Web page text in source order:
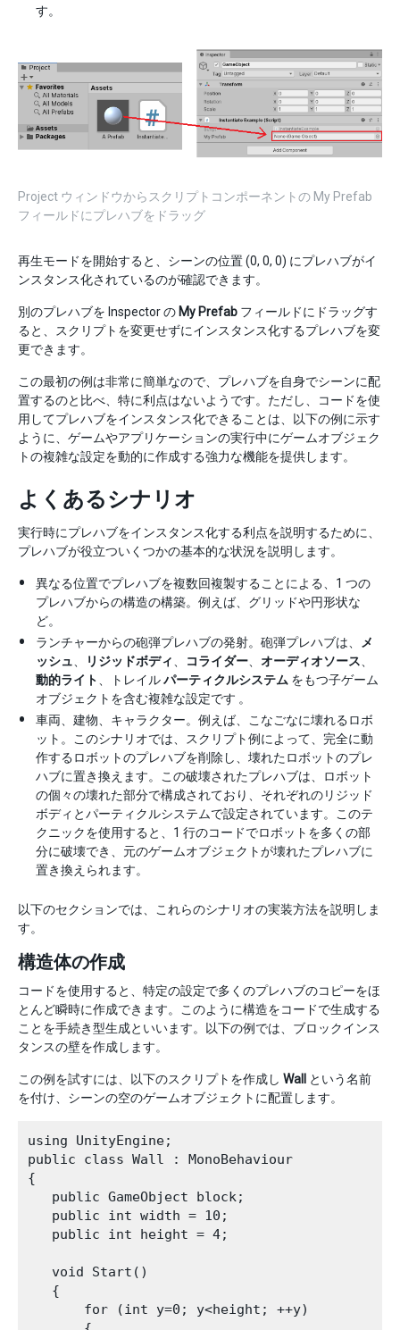
す。
Project ウィンドウからスクリプトコンポーネントの My Prefab
フィールドにプレハブをドラッグ
再生モードを開始すると、シーンの位置 (0, 0, 0) にプレハブがイ
ンスタンス化されているのが確認できます。
別のプレハブを Inspector の My Prefab フィールドにドラッグす
ると、スクリプトを変更せずにインスタンス化するプレハブを変
更できます。
この最初の例は非常に簡単なので、プレハブを自身でシーンに配
置するのと比べ、特に利点はないようです。ただし、コードを使
用してプレハブをインスタンス化できることは、以下の例に示す
ように、ゲームやアプリケーションの実行中にゲームオブジェク
トの複雑な設定を動的に作成する強力な機能を提供します。
よくあるシナリオ
実行時にプレハブをインスタンス化する利点を説明するために、
プレハブが役立ついくつかの基本的な状況を説明します。
異なる位置でプレハブを複数回複製することによる、1 つの
プレハブからの構造の構築。例えば、グリッドや円形状な
ど。
ランチャーからの砲弾プレハブの発射。砲弾プレハブは、
メ
ッシュ
リジッドボディ コライダー オーディオソース
動的ライト
、トレイルパーティクルシステム をもつ子ゲーム
オブジェクトを含む複雑な設定です 。
車両、建物、キャラクター。例えば、こなごなに壊れるロボ
ット。このシナリオでは、スクリプト例によって、完全に動
作するロボットのプレハブを削除し、壊れたロボットのプレ
ハブに置き換えます。この破壊されたプレハブは、ロボット
の個々の壊れた部分で構成されており、それぞれのリジッド
ボディとパーティクルシステムで設定されています。このテ
クニックを使用すると、1 行のコードでロボットを多くの部
分に破壊でき、元のゲームオブジェクトが壊れたプレハブに
置き換えられます。
以下のセクションでは、これらのシナリオの実装方法を説明しま
す。
構造体の作成
コードを使用すると、特定の設定で多くのプレハブのコピーをほ
とんど瞬時に作成できます。このように構造をコードで生成する
ことを手続き型生成といいます。以下の例では、ブロックインス
タンスの壁を作成します。
この例を試すには、以下のスクリプトを作成し Wall
という名前
を付け、シーンの空のゲームオブジェクトに配置します。
using UnityEngine;
public class Wall : MonoBehaviour
{
   public GameObject block;
   public int width = 10;
   public int height = 4;
   void Start()
   {
       for (int y=0; y<height; ++y)